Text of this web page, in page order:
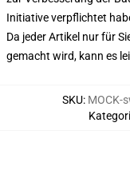
Initiative verpflichtet
Da jeder Artikel nur für
gemacht wird, kann es
SKU: MOCK-